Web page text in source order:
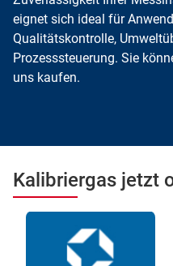
eignet sich ideal für
Qualitätskontrolle,
Prozesssteuerung. Sie
uns kaufen.
Kalibriergas jetzt